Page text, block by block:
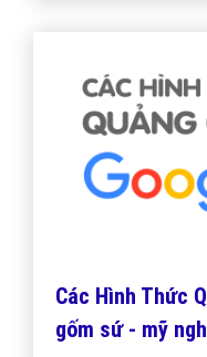
Các Hình Thức
gốm sứ - mỹ